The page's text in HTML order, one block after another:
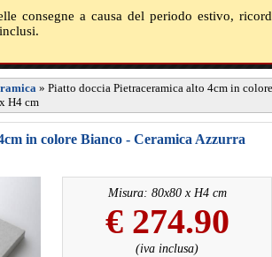
consegne a causa del periodo estivo,
» Piatto doccia Pietraceramica alto 4cm in colore
H4 cm
in colore Bianco - Ceramica Azzurra
Misura: 80x80 x H4 cm
€ 274.90
(iva inclusa)